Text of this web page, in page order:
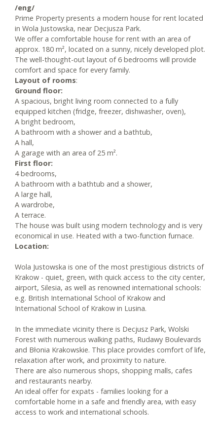
/eng/
Prime Property presents a modern house for rent located
in Wola Justowska, near Decjusza Park.
We offer a comfortable house for rent with an area of ​​
approx. 180 m², located on a sunny, nicely developed plot.
The well-thought-out layout of 6 bedrooms will provide
comfort and space for every family.
Layout of rooms:
Ground floor:
A spacious, bright living room connected to a fully
equipped kitchen (fridge, freezer, dishwasher, oven),
A bright bedroom,
A bathroom with a shower and a bathtub,
A hall,
A garage with an area of ​​25 m².
First floor:
4 bedrooms,
A bathroom with a bathtub and a shower,
A large hall,
A wardrobe,
A terrace.
The house was built using modern technology and is very
economical in use. Heated with a two-function furnace.
Location:
Wola Justowska is one of the most prestigious districts of
Krakow - quiet, green, with quick access to the city center,
airport, Silesia, as well as renowned international schools:
e.g. British International School of Krakow and
International School of Krakow in Lusina.
In the immediate vicinity there is Decjusz Park, Wolski
Forest with numerous walking paths, Rudawy Boulevards
and Błonia Krakowskie. This place provides comfort of life,
relaxation after work, and proximity to nature.
There are also numerous shops, shopping malls, cafes
and restaurants nearby.
An ideal offer for expats - families looking for a
comfortable home in a safe and friendly area, with easy
access to work and international schools.